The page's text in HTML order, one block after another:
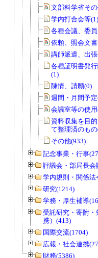
文部科学省その
学内打合会等(1)
各種会議、委員
依頼、照会文
講師派遣、出
各種証明書発
(1)
陳情、請願(0)
週間・月間予
会議室等の使
資料収集を目
て整理済のも
その他(933)
記念事業・行事
評議会・部局長会
学内規則・関係法
研究(1214)
学務・厚生補導
受託研究・寄附・
携）(413)
国際交流(1704)
広報・社会連携
財務(5386)